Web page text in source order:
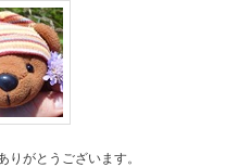
がとうございます。